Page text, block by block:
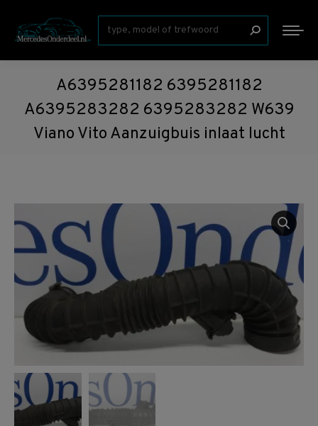
Zoeken:
A6395281182 6395281182
A6395283282 6395283282 W639
Viano Vito Aanzuigbuis inlaat lucht